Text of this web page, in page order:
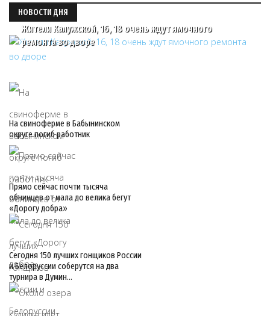
НОВОСТИ ДНЯ
Жители Калужской, 16, 18 очень ждут ямочного
ремонта во дворе
На свиноферме в Бабынинском
округе погиб работник
Прямо сейчас почти тысяча
обнинцев от мала до велика бегут
«Дорогу добра»
Сегодня 150 лучших гонщиков России
и Белоруссии соберутся на два
турнира в Думин…